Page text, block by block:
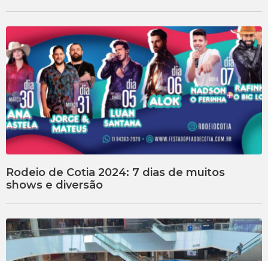
Rodeio de Cotia 2024: 7 dias de muitos
shows e diversão